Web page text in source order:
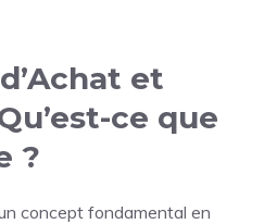
et
ce que
?
concept fondamental en